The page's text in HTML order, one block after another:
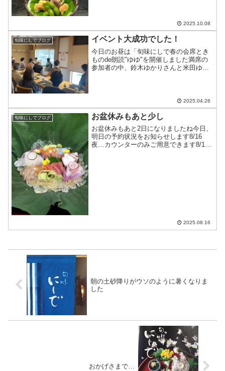
2025.10.08
旬味にしでブログ イベント大成功でした！
今日のお昼は「旬味にしで春の会席とき
ものde朗読"ゆゆ"を開催しました満席の
参加者の中、鈴木ゆかりさんと米田ゆみ
2025.04.26
旬味にしでブログ お盆休みもあと少し
お盆休みもあと2日になりましたね今日、
明日の予約状況をお知らせします8/16
夜…カウンターのみご用意できます8/17
2025.08.16
朝の土砂降りがウソのように暑くなりま
した
おかげさまで…